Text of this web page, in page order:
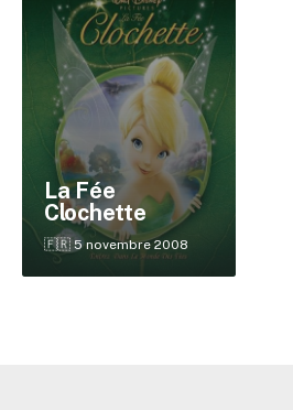
La Fée
Clochette
🇫🇷 5 novembre 2008
✕